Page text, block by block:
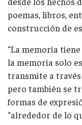
poemas, libros,
construcción de
“La memoria
la memoria solo
transmite a
pero también se
formas de
“alrededor de lo